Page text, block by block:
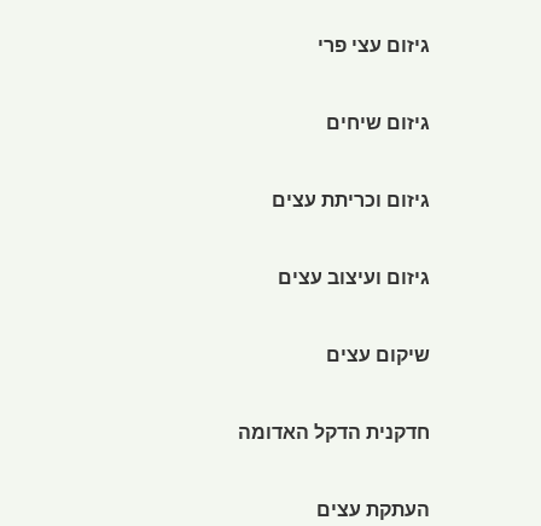
גיזום עצי פרי
גיזום שיחים
גיזום וכריתת עצים
גיזום ועיצוב עצים
שיקום עצים
חדקנית הדקל האדומה
העתקת עצים